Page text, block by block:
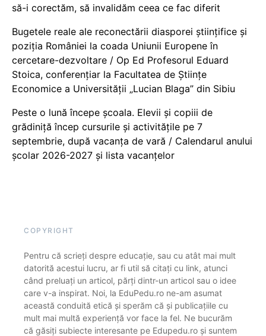
să-i corectăm, să invalidăm ceea ce fac diferit
Bugetele reale ale reconectării diasporei științifice și
poziția României la coada Uniunii Europene în
cercetare-dezvoltare / Op Ed Profesorul Eduard
Stoica, conferențiar la Facultatea de Științe
Economice a Universității „Lucian Blaga” din Sibiu
Peste o lună începe școala. Elevii și copiii de
grădiniță încep cursurile și activitățile pe 7
septembrie, după vacanța de vară / Calendarul anului
școlar 2026-2027 și lista vacanțelor
COPYRIGHT
Pentru că scrieți despre educație, sau cu atât mai mult
datorită acestui lucru, ar fi util să citați cu link, atunci
când preluați un articol, părți dintr-un articol sau o idee
care v-a inspirat. Noi, la EduPedu.ro ne-am asumat
această conduită etică și sperăm că și publicațiile cu
mult mai multă experiență vor face la fel. Ne bucurăm
că găsiți subiecte interesante pe Edupedu.ro și suntem